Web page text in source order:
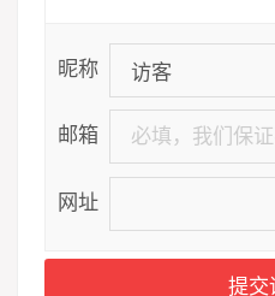
昵称
邮箱
网址